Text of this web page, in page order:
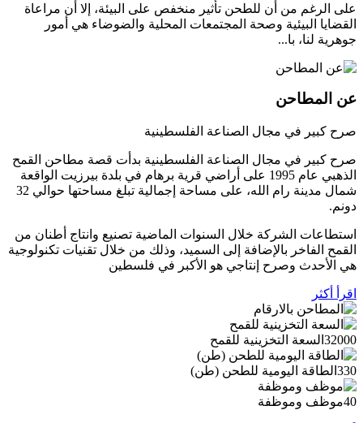
على الرغم من أن للطحن تأثير منخفص على البيئة، إلا أن مراعاة
القضايا البيئية وصحة المجتمعات المحلية والضوضاء هي أمور
جوهرية لنا، با...
عن المطاحن
صرح كبير في مجال الصناعة الفلسطينية
صرح كبير في مجال الصناعة الفلسطينية بدأت قصة مطاحن القمح
الذهبي عام 1995 على أراضي قرية برهام في بلدة بيرزيت الواقعة
شمال مدينة رام الله، على مساحة إجمالية تبلغ مساحتها حوالي 32
دونم.
استطاعات الشركة خلال السنوات الماضية تصنيع وانتاج أطنان من
القمح الفاخر بالإضافة إلى السميد، وذلك من خلال تقنيات تكنولوجية
هي الأحدث وصرح إنتاجي هو الأكبر في فلسطين
اقرأ أكثر
32000 السعة التخزينية للقمح
330 الطاقة اليومية للطحن (طن)
40موظف وموظفة